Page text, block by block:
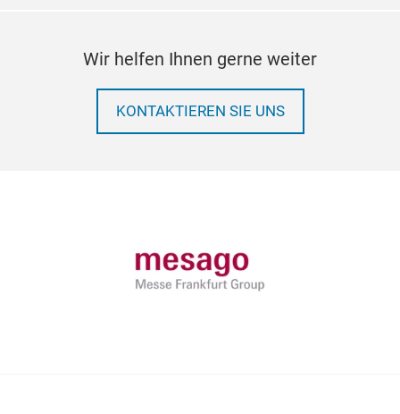
Wir helfen Ihnen gerne weiter
KONTAKTIEREN SIE UNS